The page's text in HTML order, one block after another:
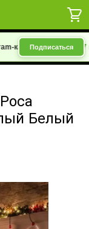
«Барахолка 7 км |
Подписаться
Белый